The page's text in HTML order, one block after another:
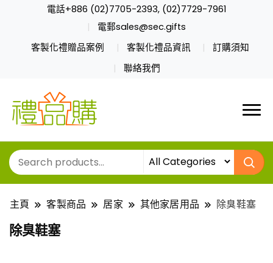
電話+886 (02)7705-2393, (02)7729-7961
電郵sales@sec.gifts
客製化禮贈品案例
客製化禮品資訊
訂購須知
聯絡我們
主頁 客製商品 居家 其他家居用品 除臭鞋塞
除臭鞋塞